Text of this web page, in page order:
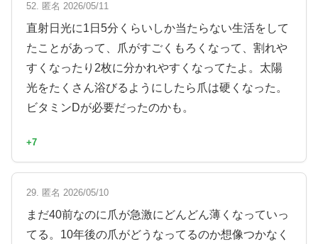
52. 匿名 2026/05/11
直射日光に1日5分くらいしか当たらない生活をして
たことがあって、爪がすごくもろくなって、割れや
すくなったり2枚に分かれやすくなってたよ。太陽
光をたくさん浴びるようにしたら爪は硬くなった。
ビタミンDが必要だったのかも。
+7
29. 匿名 2026/05/10
まだ40前なのに爪が急激にどんどん薄くなっていっ
てる。10年後の爪がどうなってるのか想像つかなく